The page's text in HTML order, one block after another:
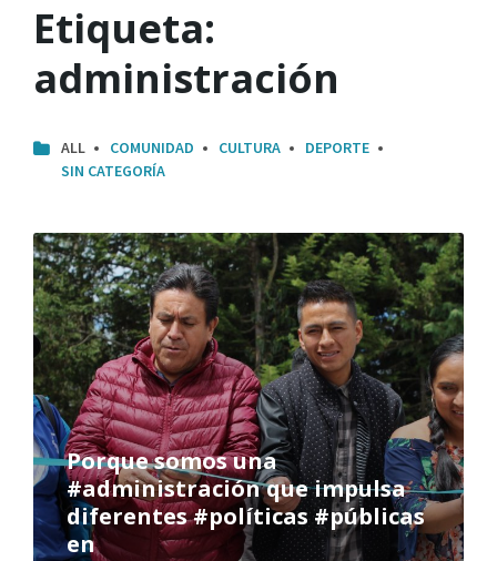
Etiqueta:
administración
ALL COMUNIDAD CULTURA
DEPORTE
SIN CATEGORÍA
Porque somos una
#administración que impulsa
diferentes #políticas #públicas
en